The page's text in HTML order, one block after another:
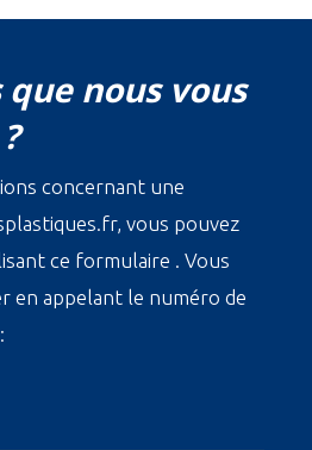
que nous vous
concernant une
vous pouvez
ce formulaire . Vous
en appelant le numéro de